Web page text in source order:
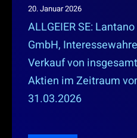
20. Januar 2026
ALLGEIER SE:
GmbH,
Verkauf von
Aktien im Zeitraum
31.03.2026